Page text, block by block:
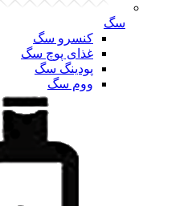
سگ
کنسرو سگ
غذای پوچ سگ
پودینگ سگ
ووم سگ